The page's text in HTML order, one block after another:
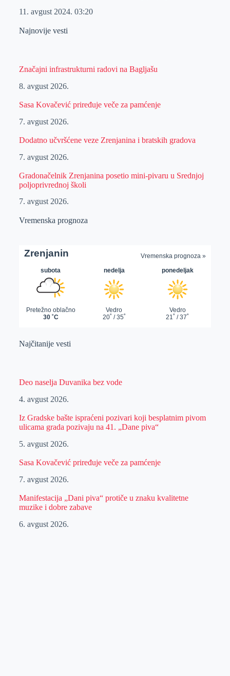
11. avgust 2024. 03:20
Najnovije vesti
Značajni infrastrukturni radovi na Bagljašu
8. avgust 2026.
Sasa Kovačević priređuje veče za pamćenje
7. avgust 2026.
Dodatno učvršćene veze Zrenjanina i bratskih gradova
7. avgust 2026.
Gradonačelnik Zrenjanina posetio mini-pivaru u Srednjoj
poljoprivrednoj školi
7. avgust 2026.
Vremenska prognoza
Najčitanije vesti
Deo naselja Duvanika bez vode
4. avgust 2026.
Iz Gradske bašte ispraćeni pozivari koji besplatnim pivom
ulicama grada pozivaju na 41. „Dane piva“
5. avgust 2026.
Sasa Kovačević priređuje veče za pamćenje
7. avgust 2026.
Manifestacija „Dani piva“ protiče u znaku kvalitetne
muzike i dobre zabave
6. avgust 2026.